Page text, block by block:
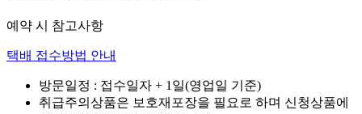
예약 시 참고사항
택배 접수방법 안내
방문일정 : 접수일자 + 1일(영업일 기준)
취급주의상품은 보호재포장을 필요로 하며 신청상품에